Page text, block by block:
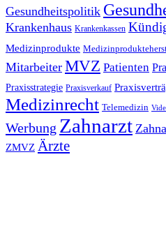
Gesundheitspolitik
Krankenhaus Krankenkassen
Medizinprodukte
Mitarbeiter MVZ Patienten
Praxisstrategie Praxisverkauf
Medizinrecht Telemedizin
Werbung Zahnarzt
ZMVZ Ärzte